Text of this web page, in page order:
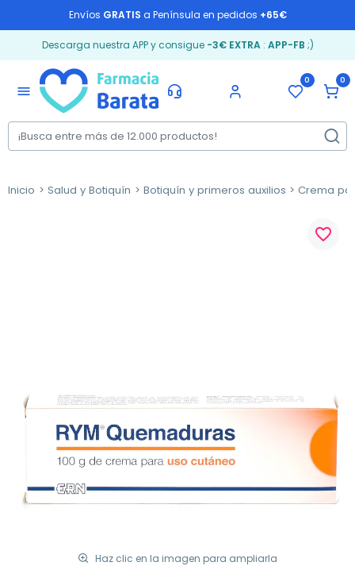
Envíos GRATIS a Península en pedidos +65€
Descarga nuestra APP y consigue -3€ EXTRA: APP-FB ;)
menu
0 0
Inicio Salud y Botiquín Botiquín y primeros auxilios Crema
Haz clic en la imagen para ampliarla
favorite_border